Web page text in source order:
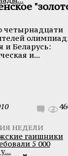
четырнадцати
и Беларусь:
и...
НЕДЕЛИ